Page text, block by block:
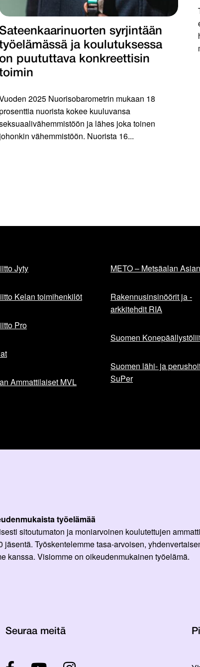
syrjintään
ja koulutuksessa
on puututtava konkreettisin
2025 Nuorisobarometrin mukaan 18
nuorista kokee kuuluvansa
ja lähes joka toinen
johonkin vähemmistöön. Nuorista 16...
Jyty
Kelan toimihenkilöt
Pro
Ammattilaiset MVL
METO – Metsäalan
Rakennusinsinöörit ja -
arkkitehdit RIA
Suomen
Suomen lähi- ja
SuPer
työelämää
sitoutumaton ja moniarvoinen koulutettujen
jäsentä. Työskentelemme tasa-arvoisen,
kanssa. Visiomme on oikeudenmukainen työelämä.
Seuraa meitä